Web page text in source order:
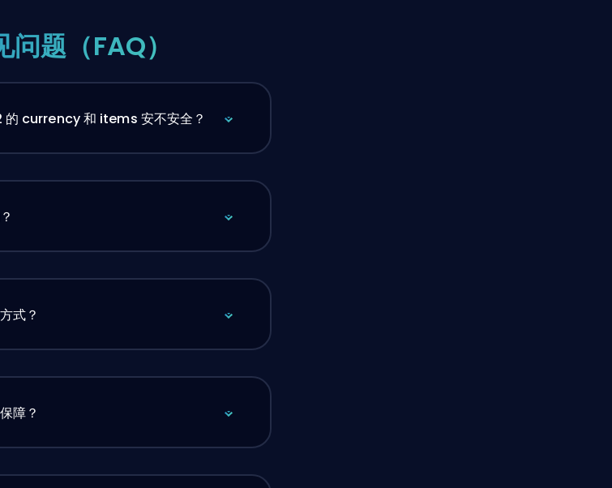
问题（FAQ）
currency 和 items 安不安全？
式？
障？